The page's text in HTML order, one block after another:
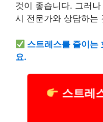
것이 좋습니다. 그러
시 전문가와 상담하는
스트레스를 줄이는
요.
스트레